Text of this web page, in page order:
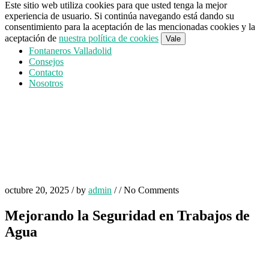
Fontaneros Valladolid
Consejos
Contacto
Nosotros
octubre 20, 2025 /by admin //No Comments
Mejorando la Seguridad en Trabajos de
Agua
Este sitio web utiliza cookies para que usted tenga la mejor
experiencia de usuario. Si continúa navegando está dando su
consentimiento para la aceptación de las mencionadas cookies y la
aceptación de nuestra política de cookies Vale